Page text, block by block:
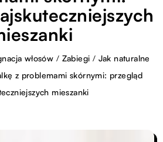
włosów / Zabiegi / Jak naturalne
z problemami skórnymi: przegląd
mieszanki